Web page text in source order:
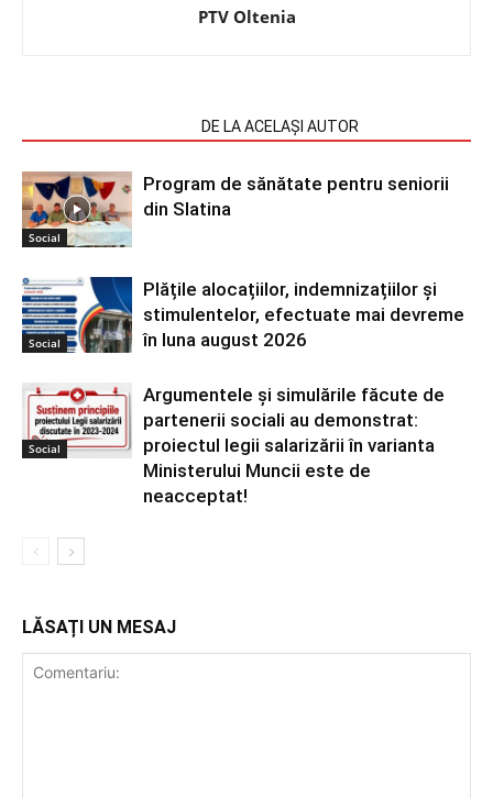
PTV Oltenia
DE LA ACELAȘI AUTOR
Social
Program de sănătate pentru seniorii
din Slatina
Social
Plățile alocațiilor, indemnizațiilor și
stimulentelor, efectuate mai devreme
în luna august 2026
Social
Argumentele și simulările făcute de
partenerii sociali au demonstrat:
proiectul legii salarizării în varianta
Ministerului Muncii este de
neacceptat!
LĂSAȚI UN MESAJ